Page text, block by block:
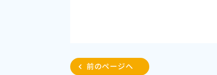
前のページへ